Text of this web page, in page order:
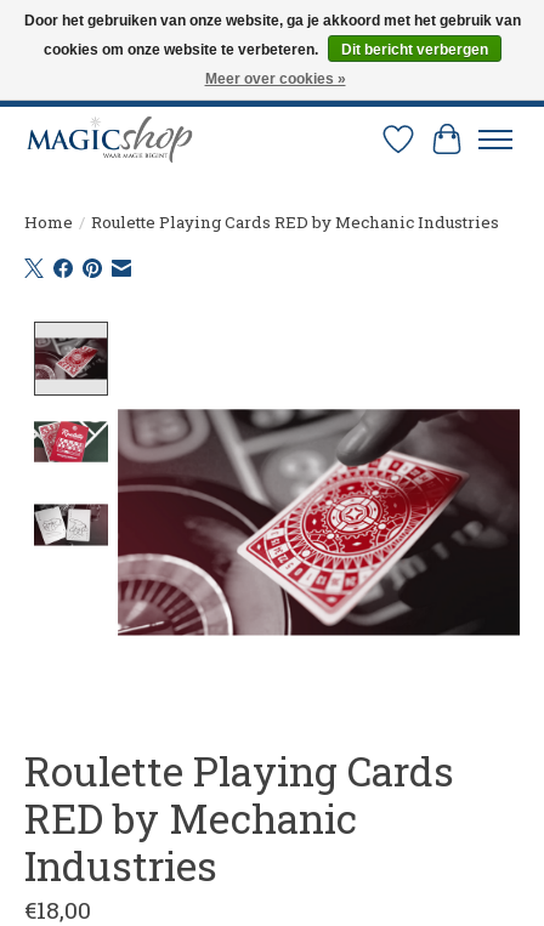
Altijd de nieuwste trucs op voorraad. Snelle verzending via PostNL en DHL.
Langskomen in onze winkel? Bel of mail om een afspraak te maken. 0251-
Verlanglijst
Home / Roulette Playing Cards RED by Mechanic Industries
Roulette Playing Cards
RED by Mechanic
Industries
€18,00
Door het gebruiken van onze website, ga je akkoord met het gebruik van
cookies om onze website te verbeteren.
Dit bericht verbergen
Meer over cookies »